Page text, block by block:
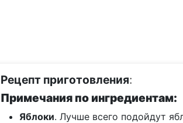
Рецепт приготовления:
Примечания по ингредиентам:
Яблоки. Лучше всего подойдут